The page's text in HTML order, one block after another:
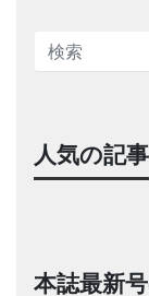
人気の記事
本誌最新